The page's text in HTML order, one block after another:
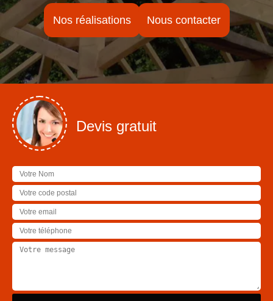
Nos réalisations Nous contacter
Devis gratuit